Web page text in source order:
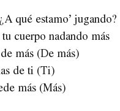
qué estamo’ jugando?
cuerpo nadando más
más (De más)
de ti (Ti)
más (Más)